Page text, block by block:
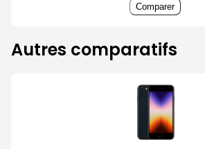
Comparer
Autres comparatifs